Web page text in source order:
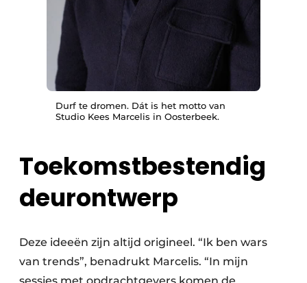
Durf te dromen. Dát is het motto van
Studio Kees Marcelis in Oosterbeek.
Toekomstbestendig
deurontwerp
Deze ideeën zijn altijd origineel. “Ik ben wars
van trends”, benadrukt Marcelis. “In mijn
sessies met opdrachtgevers komen de